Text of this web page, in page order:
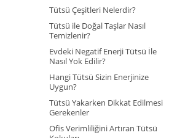
Tütsü Çeşitleri Nelerdir?
Tütsü ile Doğal Taşlar Nasıl
Temizlenir?
Evdeki Negatif Enerji Tütsü İle
Nasıl Yok Edilir?
Hangi Tütsü Sizin Enerjinize
Uygun?
Tütsü Yakarken Dikkat Edilmesi
Gerekenler
Ofis Verimliliğini Artıran Tütsü